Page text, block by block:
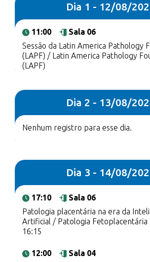
Dia 1 - 12/08/
11:00
Sala 06
Sessão da Latin America Pathology
(LAPF) / Latin America Pathology
(LAPF)
Dia 2 - 13/08/
Nenhum registro para esse dia.
Dia 3 - 14/08/
17:10
Sala 06
Patologia placentária na era da
Artificial / Patologia Fetoplacentária
16:15
12:00
Sala 04